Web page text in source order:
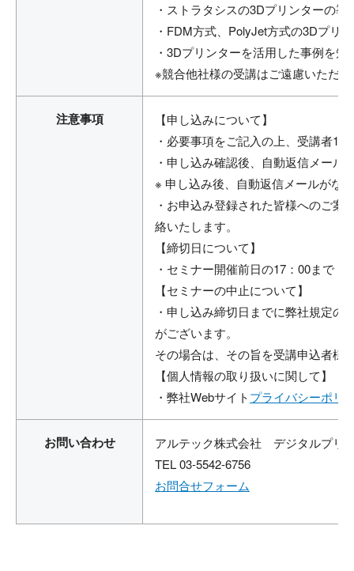
・ストラタシスの3Dプリンターの
・FDM方式、PolyJet方式の3Dプリ
・3Dプリンターを活用した事例を知
※競合他社様の受講はご遠慮いただ
注意事項
【申し込みについて】
・必要事項をご記入の上、受講者1
・申し込み確認後、自動返信メール
※ 申し込み後、自動返信メールがな
・お申込み登録された皆様へのご
絡いたします。
【締切日について】
・セミナー開催前日の17：00まで
【セミナーの中止について】
・申し込み締切日までに弊社規定
がございます。
その場合は、その旨を受講申込者様
【個人情報の取り扱いに関して】
・弊社Webサイトプライバシーポリ
お問い合わせ
アルテック株式会社 デジタルプリ
TEL 03-5542-6756
お問合せフォーム